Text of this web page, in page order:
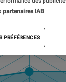
partenaires IAB
PRÉFÉRENCES